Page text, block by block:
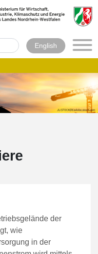
English
der
wie
in der